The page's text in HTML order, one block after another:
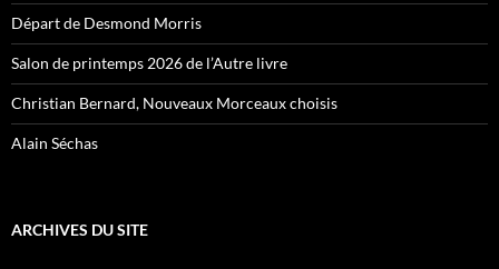
Départ de Desmond Morris
Salon de printemps 2026 de l’Autre livre
Christian Bernard, Nouveaux Morceaux choisis
Alain Séchas
ARCHIVES DU SITE